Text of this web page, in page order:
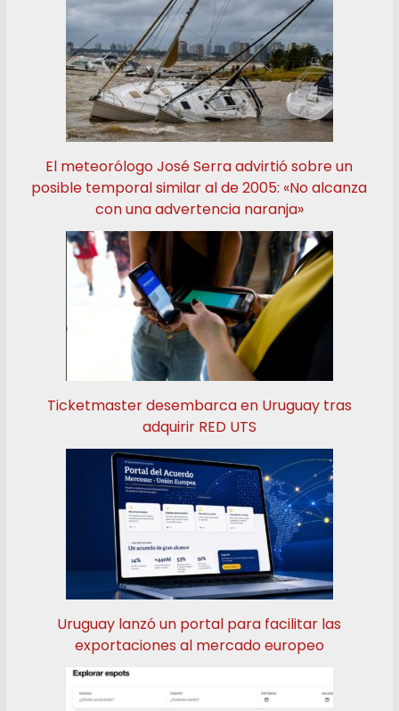
El meteorólogo José Serra advirtió sobre un
posible temporal similar al de 2005: «No alcanza
con una advertencia naranja»
Ticketmaster desembarca en Uruguay tras
adquirir RED UTS
Uruguay lanzó un portal para facilitar las
exportaciones al mercado europeo